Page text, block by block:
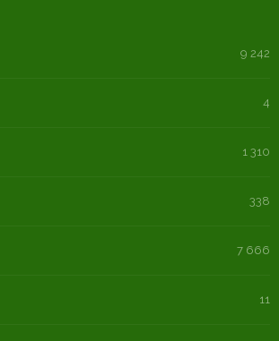
9 242
4
1 310
338
7 666
11